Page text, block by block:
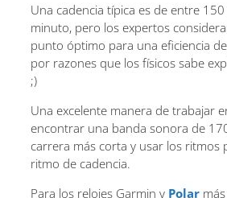
Una cadencia típica es de entre
minuto, pero los expertos
punto óptimo para una eficiencia
por razones que los físicos sabe
;)
Una excelente manera de trabajar
encontrar una banda sonora de
carrera más corta y usar los ritmos
ritmo de cadencia.
Para los relojes Garmin y Polar